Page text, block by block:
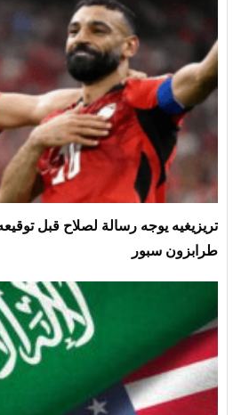
تريزيغيه يوجه رسالة لصلاح قبل
طرابزون سبور